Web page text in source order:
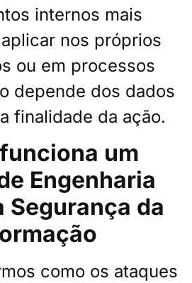
internos mais
nos próprios
ou em processos
depende dos dados
finalidade da ação.
um
Engenharia
Segurança da
como os ataques